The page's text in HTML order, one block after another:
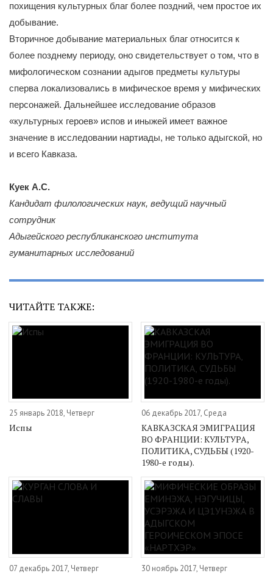
похищения культурных благ более поздний, чем простое их
добывание.
Вторичное добывание материальных благ относится к
более позднему периоду, оно свидетельствует о том, что в
мифологическом сознании адыгов предметы культуры
сперва локализовались в мифическое время у мифических
персонажей. Дальнейшее исследование образов
«культурных героев» испов и иныжей имеет важное
значение в исследовании нартиады, не только адыгской, но
и всего Кавказа.
Куек А.С.
Кандидат филологических наук, ведущий научный
сотрудник
Адыгейского республиканского института
гуманитарных исследований
ЧИТАЙТЕ ТАКЖЕ:
25 январь 2018, Четверг
Испы
06 декабрь 2017, Среда
КАВКАЗСКАЯ ЭМИГРАЦИЯ
ВО ФРАНЦИИ: КУЛЬТУРА,
ПОЛИТИКА, СУДЬБЫ (1920-
1980-е годы).
07 декабрь 2017, Четверг 30 ноябрь 2017, Четверг